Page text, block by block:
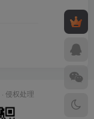
· 侵权处理